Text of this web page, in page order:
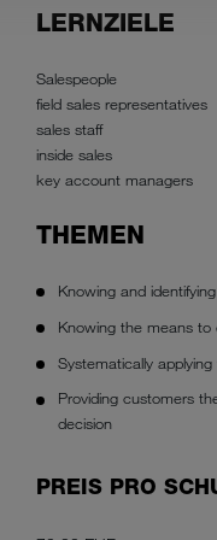
LERNZIELE
Salespeople
field sales representatives
sales staff
inside sales
key account managers
THEMEN
Knowing and
Knowing the means to
Systematically
Providing customers
decision
PREIS PRO